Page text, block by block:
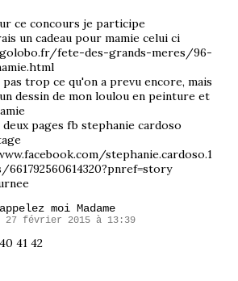
ce concours je participe
un cadeau pour mamie celui ci
fete-des-grands-meres/96-
pas trop ce qu'on a prevu encore, mais
dessin de mon loulou en peinture et
deux pages fb stephanie cardoso
stephanie.cardoso.1
appelez moi Madame
27 février 2015 à 13:39
40 41 42